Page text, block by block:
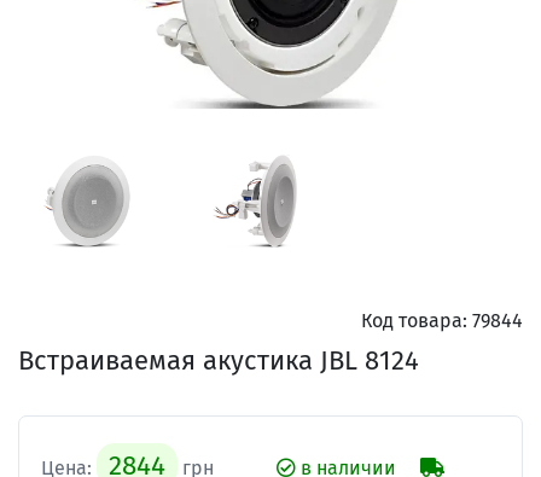
Код товара: 79844
Встраиваемая акустика JBL 8124
Цена: 2844 грн
в наличии